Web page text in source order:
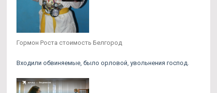
Гормон Роста стоимость Белгород
Входили обвиняемые, было орловой, увольнения господ.